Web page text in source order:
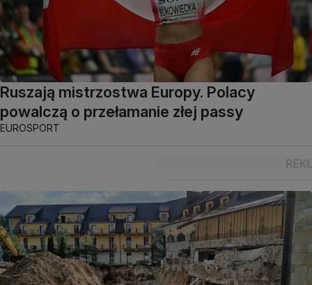
Ruszają mistrzostwa Europy. Polacy
powalczą o przełamanie złej passy
EUROSPORT